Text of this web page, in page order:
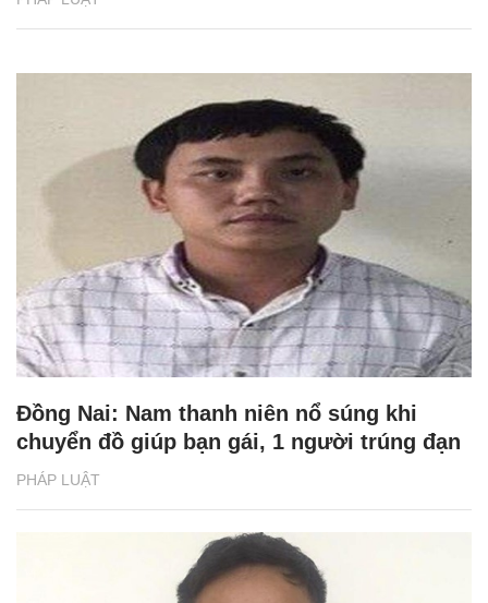
PHÁP LUẬT
Đồng Nai: Nam thanh niên nổ súng khi
chuyển đồ giúp bạn gái, 1 người trúng đạn